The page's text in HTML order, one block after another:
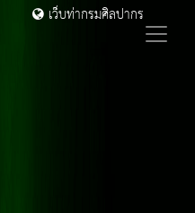
เว็บท่ากรมศิลปากร